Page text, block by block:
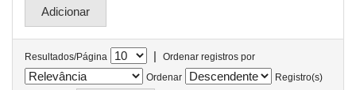
Resultados/Página |
Ordenar registros por
Ordenar
Registro(s)